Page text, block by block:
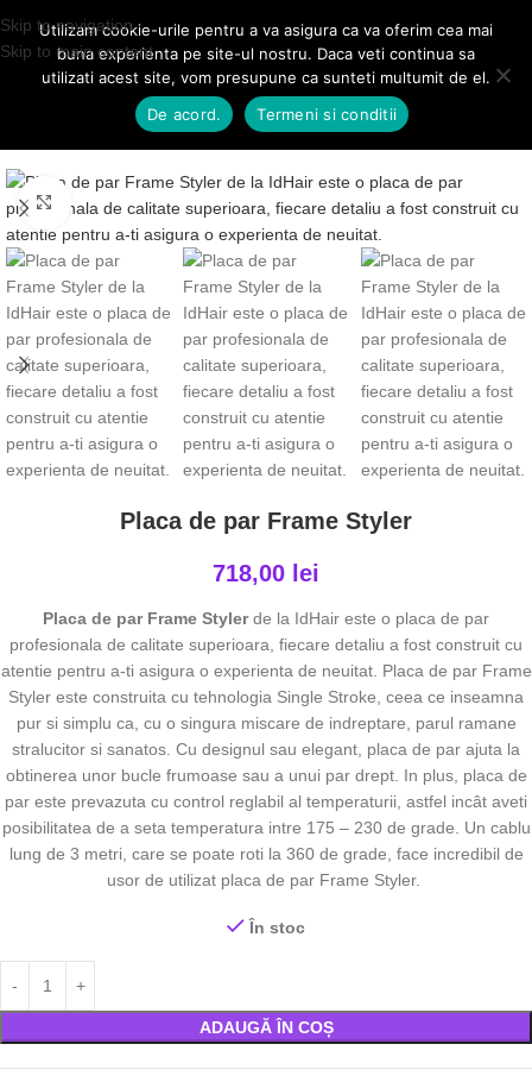
Skip to navigation
Skip to main content
Transport GRATUIT pentru comenzile mai mari de 249 lei!
MENIU 0,00
Accesorii
Click to enlarge
Placa de par Frame Styler
718,00 lei
Placa de par Frame Stylerde la IdHair este o placa de par
profesionala de calitate superioara, fiecare detaliu a fost construit cu
atentie pentru a-ti asigura o experienta de neuitat. Placa de par Frame
Styler este construita cu tehnologia Single Stroke, ceea ce inseamna
pur si simplu ca, cu o singura miscare de indreptare, parul ramane
stralucitor si sanatos. Cu designul sau elegant, placa de par ajuta la
obtinerea unor bucle frumoase sau a unui par drept. In plus, placa de
par este prevazuta cu control reglabil al temperaturii, astfel incât aveti
posibilitatea de a seta temperatura intre 175 – 230 de grade. Un cablu
lung de 3 metri, care se poate roti la 360 de grade, face incredibil de
usor de utilizat placa de par Frame Styler.
În stoc
ADAUGĂ ÎN COȘ
Utilizam cookie-urile pentru a va asigura ca va oferim cea mai
buna experienta pe site-ul nostru. Daca veti continua sa
utilizati acest site, vom presupune ca sunteti multumit de el.
De acord.
Termeni si conditii